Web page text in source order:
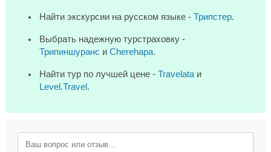
Найти экскурсии на русском языке - Трипстер.
Выбрать надежную турстраховку -
Трипиншуранс и Cherehapa.
Найти тур по лучшей цене - Travelataи
Level.Travel .